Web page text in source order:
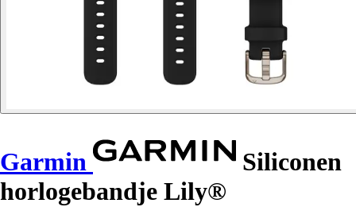
Garmin
Siliconen
horlogebandje Lily®